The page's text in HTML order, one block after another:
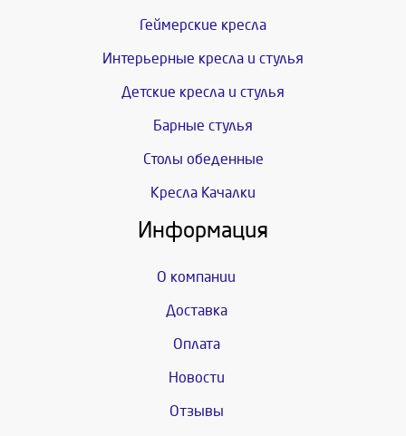
Геймерские кресла
Интерьерные кресла и стулья
Детские кресла и стулья
Барные стулья
Столы обеденные
Кресла Качалки
Информация
О компании
Доставка
Оплата
Новости
Отзывы